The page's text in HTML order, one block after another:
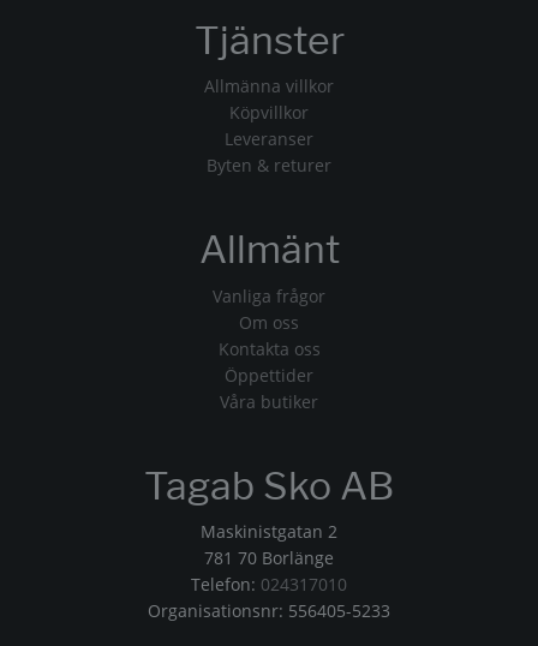
Tjänster
Allmänna villkor
Köpvillkor
Leveranser
Byten & returer
Allmänt
Vanliga frågor
Om oss
Kontakta oss
Öppettider
Våra butiker
Tagab Sko AB
Maskinistgatan 2
781 70 Borlänge
Telefon: 024317010
Organisationsnr: 556405-5233